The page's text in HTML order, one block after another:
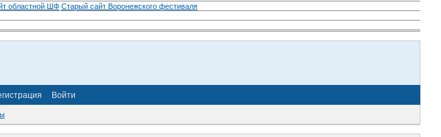
областной ШФ Старый сайт Воронежского фестиваля
Войти